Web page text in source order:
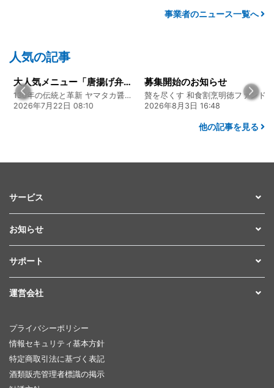
事業者のニュース一覧へ
人気の記事
大人気メニュー「唐揚げ弁当」のレシピをご紹介します！
130年の伝統と革新 ヤマタカ醤油ファンド
08:10
募集開始のお知らせ
贅を尽くす 和食割烹明徳ファンド
2026年8月3日 16:48
2026年8月4日
他の記事を見る
サービス
お知らせ
サポート
運営会社
プライバシーポリシー
情報セキュリティ基本方針
特定商取引法に基づく表記
酒類販売管理者標識の掲示